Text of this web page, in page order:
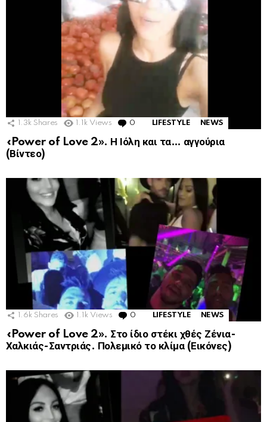
1.3k Shares 1.1k Views 0 Comments
LIFESTYLE NEWS
«Power of Love 2». Η Ιόλη και τα… αγγούρια
(Βίντεο)
1.6k Shares 1.1k Views 0 Comments
LIFESTYLE NEWS
«Power of Love 2». Στο ίδιο στέκι χθές Ζένια-
Χαλκιάς-Σαντριάς. Πολεμικό το κλίμα (Εικόνες)